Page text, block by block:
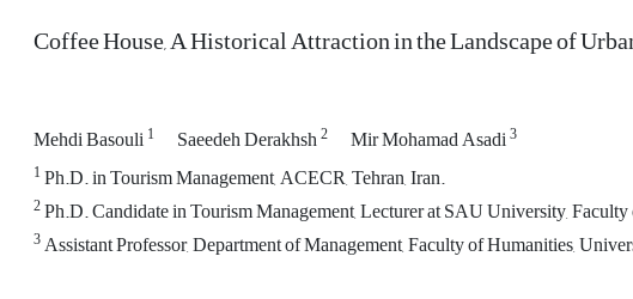
Coffee House, A Historical Attraction in the Landscape of
Mehdi Basouli1 Saeedeh Derakhsh2 Mir Mohamad Asadi3
1Ph.D. in Tourism Management, ACECR, Tehran, Iran.
2Ph.D. Candidate in Tourism Management, Lecturer at SAU University,
3Assistant Professor, Department of Management, Faculty of Humanities,